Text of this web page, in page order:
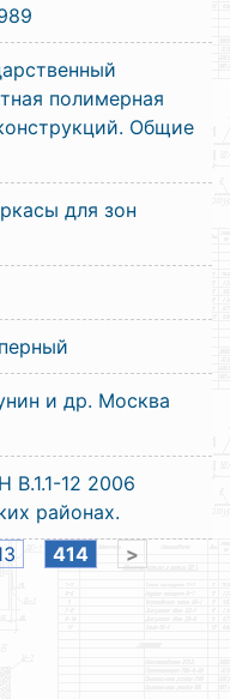
полимерная
Общие
для зон
и др. Москва
12 2006
районах.
414 >